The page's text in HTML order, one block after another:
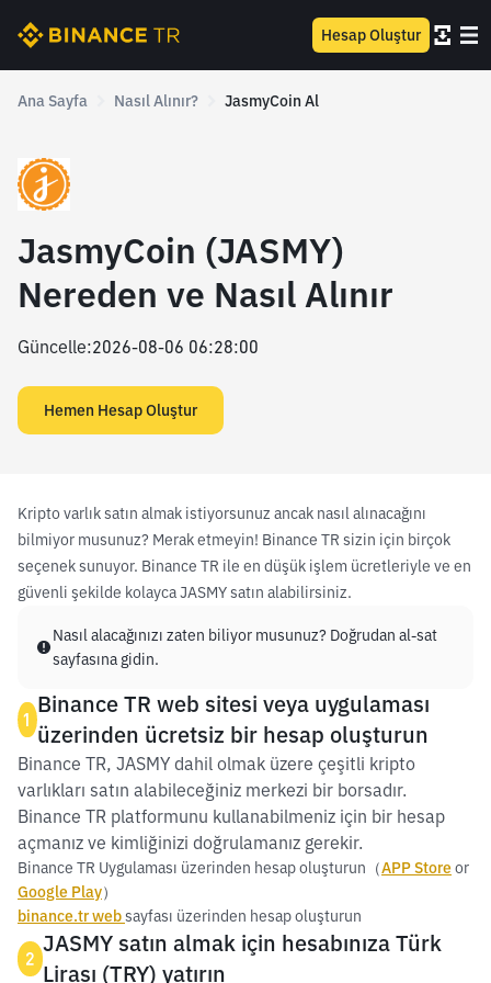
Hesap Oluştur
Ana Sayfa Nasıl Alınır? JasmyCoin Al
JasmyCoin (JASMY)
Nereden ve Nasıl Alınır
Güncelle:2026-08-06 06:28:00
Hemen Hesap Oluştur
Kripto varlık satın almak istiyorsunuz ancak nasıl alınacağını
bilmiyor musunuz? Merak etmeyin! Binance TR sizin için birçok
seçenek sunuyor. Binance TR ile en düşük işlem ücretleriyle ve en
güvenli şekilde kolayca JASMY satın alabilirsiniz.
Nasıl alacağınızı zaten biliyor musunuz? Doğrudan al-sat
sayfasına gidin.
1
Binance TR web sitesi veya uygulaması
üzerinden ücretsiz bir hesap oluşturun
Binance TR, JASMY dahil olmak üzere çeşitli kripto
varlıkları satın alabileceğiniz merkezi bir borsadır.
Binance TR platformunu kullanabilmeniz için bir hesap
açmanız ve kimliğinizi doğrulamanız gerekir.
Binance TR Uygulaması üzerinden hesap oluşturun（APP Storeor
Google Play）
binance.tr websayfası üzerinden hesap oluşturun
2
JASMY satın almak için hesabınıza Türk
Lirası (TRY) yatırın